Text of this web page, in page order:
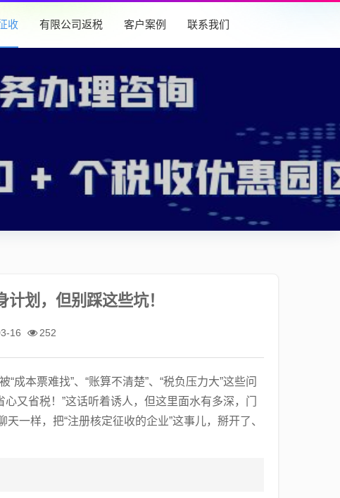
收 有限公司返税 客户案例 联系我们
划，但别踩这些坑！
16 252
本票难找”、“账算不清楚”、“税负压力大”这些问
又省税！”这话听着诱人，但这里面水有多深，门
一样，把“注册核定征收的企业”这事儿，掰开了、